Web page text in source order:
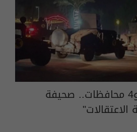
6 مناطق في بغداد و4 محافظات.. صحيفة